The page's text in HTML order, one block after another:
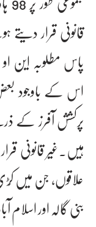
قانونی قرار
پاس مطلوبہ این
اس کے باوجود
پرکشش آفرز کے
ہیں۔غیر قانونی
علاقوں، جن میں
بنی گالہ اور